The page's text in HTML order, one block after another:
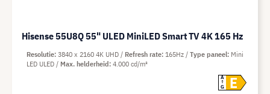
Hisense 55U8Q 55" ULED MiniLED Smart TV 4K 165 Hz
A
G
E
Resolutie 3840 x 2160 4K UHD Refresh rate 165Hz Type paneel Mini
LED ULED
Max. helderheid 4.000 cd/m²